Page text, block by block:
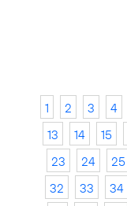
1 2 3 4
13
14 15
23
24 25
32
33 34